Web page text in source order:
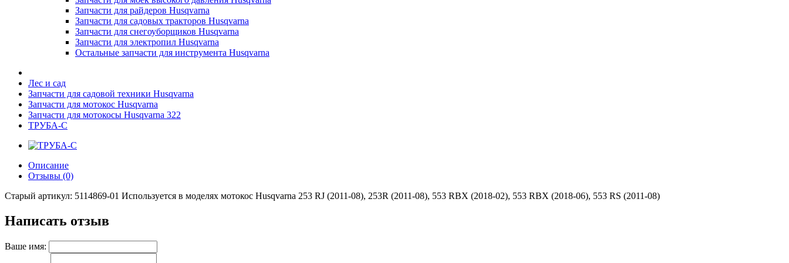
Запчасти для райдеров Husqvarna
Запчасти для садовых тракторов Husqvarna
Запчасти для снегоуборщиков Husqvarna
Запчасти для электропил Husqvarna
Остальные запчасти для инструмента Husqvarna
Лес и сад
Запчасти для садовой техники Husqvarna
Запчасти для мотокос Husqvarna
Запчасти для мотокосы Husqvarna 322
ТРУБА-С
Описание
Отзывы (0)
Старый артикул: 5114869-01 Используется в моделях мотокос Husqvarna 253 RJ (2011-08), 253R (2011-08), 553 RBX (2018-02), 553 RBX (2018-06), 553 RS (2011-08)
Написать отзыв
Ваше имя: